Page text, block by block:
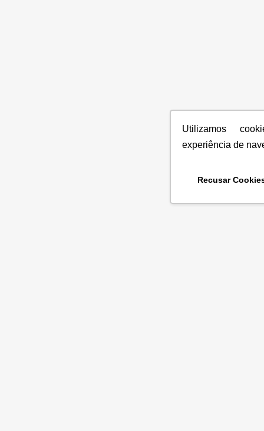
Utilizamos
experiência de
Recusar